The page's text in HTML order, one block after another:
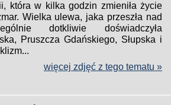
która w kilka godzin zmieniła życie
Wielka ulewa, jaka przeszła nad
dotkliwie doświadczyła
Pruszcza Gdańskiego, Słupska i
więcej zdjęć z tego tematu »